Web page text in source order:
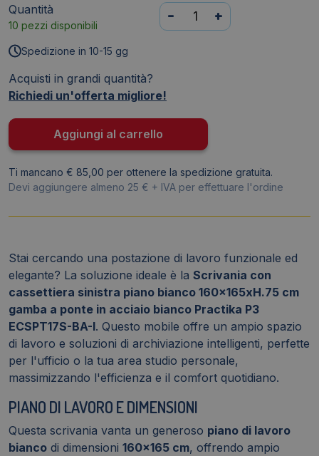
Quantità
10 pezzi disponibili
Scrivania
con
Bianco
cm
gamba
ponte
acciaio
P3
ECSPT17S-
BA-
I
quantità
- +
Spedizione in 10-15 gg
Acquisti in grandi quantità?
Richiedi un'offerta migliore!
Aggiungi al carrello
Ti mancano € 85,00 per ottenere la spedizione gratuita.
Devi aggiungere almeno 25 € + IVA per effettuare l'ordine
Stai cercando una postazione di lavoro funzionale ed
elegante? La soluzione ideale è la Scrivania con
cassettiera sinistra piano bianco 160x165xH.75 cm
gamba a ponte in acciaio bianco Practika P3
ECSPT17S-BA-I. Questo mobile offre un ampio spazio
di lavoro e soluzioni di archiviazione intelligenti, perfette
per l'ufficio o la tua area studio personale,
massimizzando l'efficienza e il comfort quotidiano.
PIANO DI LAVORO E DIMENSIONI
Questa scrivania vanta un generoso piano di lavoro
bianco di dimensioni 160x165 cm, offrendo ampio